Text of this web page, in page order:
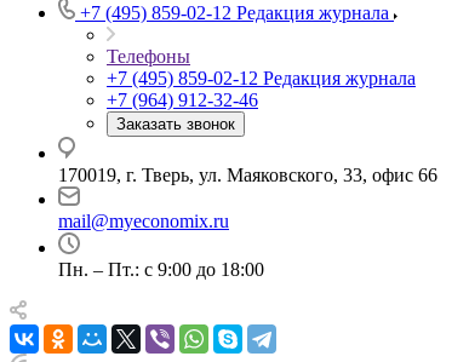
+7 (495) 859-02-12 Редакция журнала
Телефоны
+7 (495) 859-02-12 Редакция журнала
+7 (964) 912-32-46
Заказать звонок
170019, г. Тверь, ул. Маяковского, 33, офис 66
mail@myeconomix.ru
Пн. – Пт.: с 9:00 до 18:00